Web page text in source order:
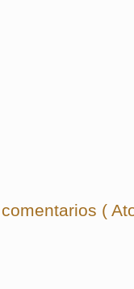
(